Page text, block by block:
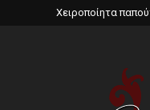
Χειροποίητα